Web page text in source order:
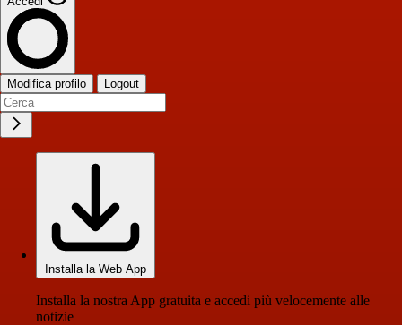
Modifica profilo Logout
Installa la Web App
Installa la nostra App gratuita e accedi più velocemente alle
notizie